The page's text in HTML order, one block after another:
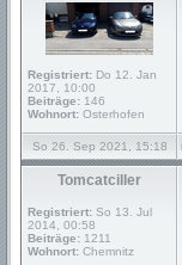
Registriert: Do 12. Jan
2017, 10:00
Beiträge: 146
Wohnort: Osterhofen
So 26. Sep 2021, 15:18
Tomcatciller
Registriert: So 13. Jul
2014, 00:58
Beiträge: 1211
Wohnort: Chemnitz